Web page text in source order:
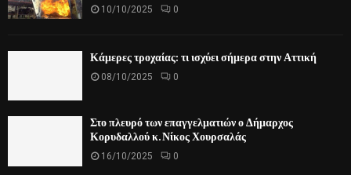
10/10/2025 0
Κάμερες τροχαίας: τι ισχύει σήμερα στην Αττική
08/10/2025 0
Στο πλευρό των επαγγελματιών ο Δήμαρχος
Κορυδαλλού κ. Νίκος Χουρσαλάς
16/10/2025 0